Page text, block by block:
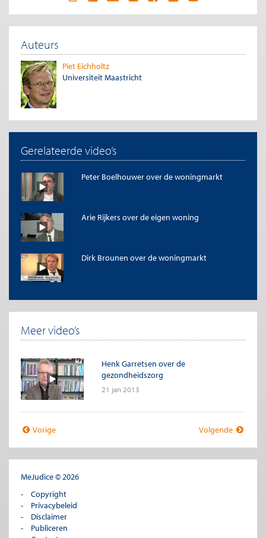
Auteurs
Piet Eichholtz
Universiteit Maastricht
Gerelateerde video’s
Peter Boelhouwer over de woningmarkt
Arie Rijkers over de eigen woning
Dirk Brounen over de woningmarkt
Meer video’s
Henk Garretsen over de
gezondheidszorg
21 jan 2013
Vorige Volgende
MeJudice © 2026
Copyright
Privacybeleid
Disclaimer
Publiceren